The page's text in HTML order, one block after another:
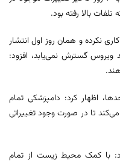
بالا رفته بود.
نکرده و همان روز اول انتشار
ویروس گسترش نمی‌یابد، افزود:
اظهار کرد: دامپزشکی تمام
تا در صورت وجود تغییراتی
با کمک محیط زیست از تمام